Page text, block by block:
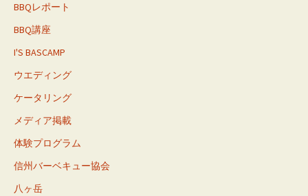
BBQレポート
BBQ講座
I'S BASCAMP
ウエディング
ケータリング
メディア掲載
体験プログラム
信州バーベキュー協会
八ヶ岳